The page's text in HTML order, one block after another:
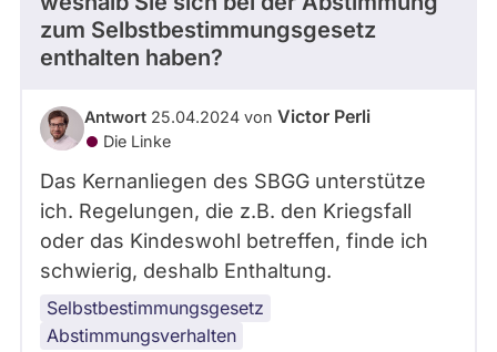
zum Selbstbestimmungsgesetz
enthalten haben?
Antwort 25.04.2024 von Victor Perli
Die Linke
Das Kernanliegen des SBGG unterstütze
ich. Regelungen, die z.B. den Kriegsfall
oder das Kindeswohl betreffen, finde ich
schwierig, deshalb Enthaltung.
Selbstbestimmungsgesetz
Abstimmungsverhalten